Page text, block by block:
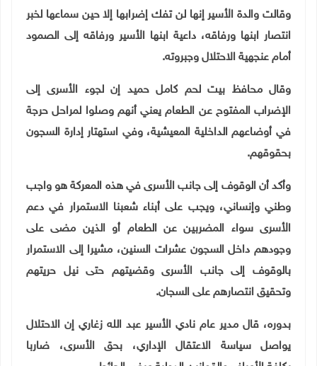
وقالت والدة الأسير إنها لن تفك إضرابها إلا حين سماعها لخبر
انتصار ابنها ورفاقه، داعية ابنها الأسير ورفاقه إلى الصمود
أمام عنجهية الاحتلال وجبروته.
وقال محافظ بيت لحم كامل حميد إن لجوء الأسرى إلى
الإضراب المفتوح عن الطعام يعني أنهم وصلوا لمراحل حرجة
في أوضاعهم الداخلية المعيشية، وفي استهتار إدارة السجون
بحقوقهم.
وأكد أن الوقوف إلى جانب الأسرى في هذه المعركة هو واجب
وطني وإنساني، ويجب على أبناء شعبنا الاستمرار في دعم
الأسرى سواء المضربين عن الطعام أو الذين مضى على
وجودهم داخل السجون عشرات السنين، مشيرا إلى الاستمرار
بالوقوف إلى جانب الأسرى وقضيتهم حتى نيل حريتهم
وتحقيق انتصارهم على السجان.
بدوره، قال مدير عام نادي الأسير عبد الله زغاري إن الاحتلال
يواصل سياسة الاعتقال الإداري، بحق الأسرى، ضاربا